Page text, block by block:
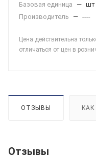
Базовая единица — шт
Производитель
— ----
Цена действительна
отличаться от цен в
ОТЗЫВЫ
Отзывы